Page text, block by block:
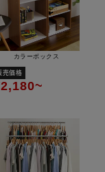
カラーボックス
売価格